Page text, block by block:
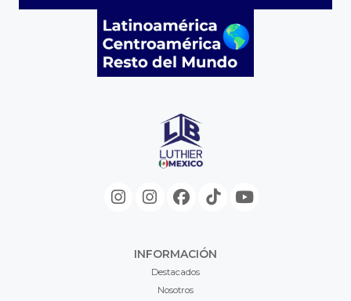
INFORMACIÓN
Destacados
Nosotros